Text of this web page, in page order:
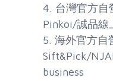
4. 台灣官方自
Pinkoi/誠品線
5. 海外官方自
Sift&Pick/
business